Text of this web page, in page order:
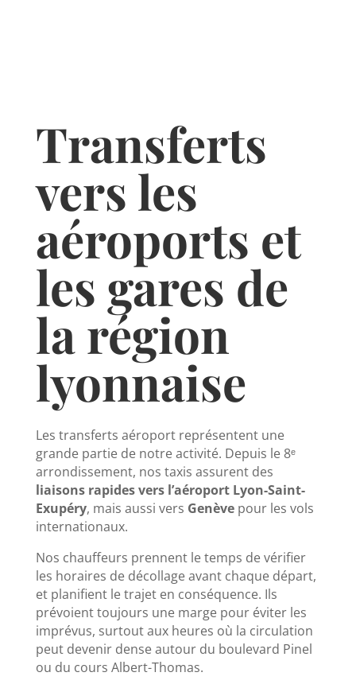
Transferts
vers les
aéroports et
les gares de
la région
lyonnaise
Les transferts aéroport représentent une
grande partie de notre activité. Depuis le 8ᵉ
arrondissement, nos taxis assurent des
liaisons rapides vers l’aéroport Lyon-Saint-
Exupéry, mais aussi vers Genèvepour les vols
internationaux.
Nos chauffeurs prennent le temps de vérifier
les horaires de décollage avant chaque départ,
et planifient le trajet en conséquence. Ils
prévoient toujours une marge pour éviter les
imprévus, surtout aux heures où la circulation
peut devenir dense autour du boulevard Pinel
ou du cours Albert-Thomas.